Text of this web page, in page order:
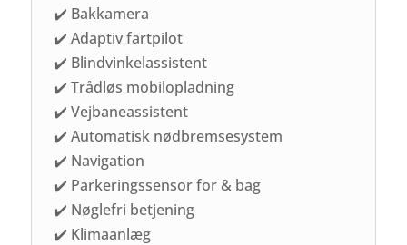
✔️ Bakkamera
✔️ Adaptiv fartpilot
✔️ Blindvinkelassistent
✔️ Trådløs mobilopladning
✔️ Vejbaneassistent
✔️ Automatisk nødbremsesystem
✔️ Navigation
✔️ Parkeringssensor for & bag
✔️ Nøglefri betjening
✔️ Klimaanlæg